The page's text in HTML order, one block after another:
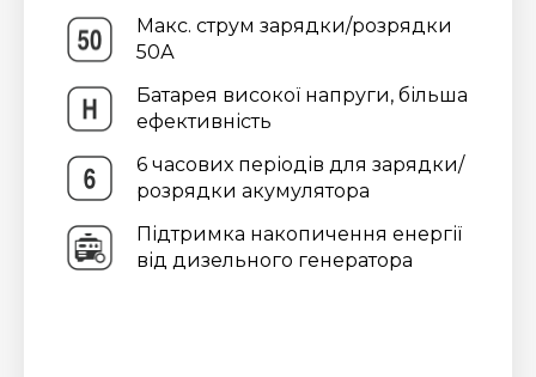
Макс. струм зарядки/розрядки
50А
Батарея високої напруги, більша
ефективність
6 часових періодів для зарядки/
розрядки акумулятора
Підтримка накопичення енергії
від дизельного генератора